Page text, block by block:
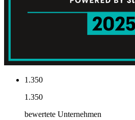
1.350
1.350
bewertete Unternehmen